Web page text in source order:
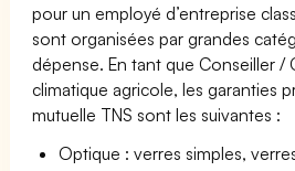
pour un employé d’entreprise
sont organisées par grandes
dépense. En tant que Conseiller /
climatique agricole, les garanties
mutuelle TNS sont les suivantes :
Optique : verres simples,